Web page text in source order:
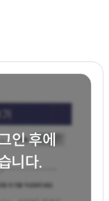
인 후에
니다.